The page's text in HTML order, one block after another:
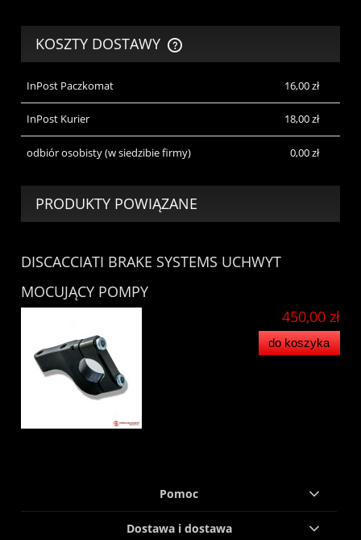
KOSZTY DOSTAWY
CENA NIE ZAWIERA EWENTUALNYCH KOSZTÓW PŁATNOŚCI
InPost Paczkomat 16,00 zł
InPost Kurier 18,00 zł
odbiór osobisty(w siedzibie firmy) 0,00 zł
PRODUKTY POWIĄZANE
DISCACCIATI BRAKE SYSTEMS UCHWYT
MOCUJĄCY POMPY
450,00 zł
do koszyka
Pomoc
Dostawa i dostawa